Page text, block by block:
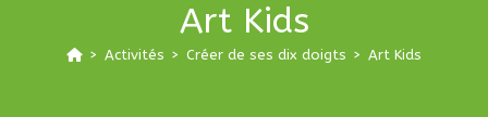
Art Kids
> Activités > Créer de ses dix doigts > Art Kids